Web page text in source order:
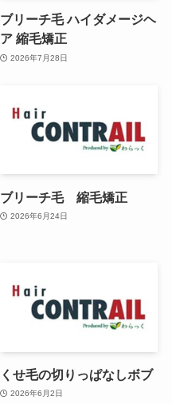
ブリーチ毛 ハイダメージヘ
ア 縮毛矯正
2026年7月28日
ブリーチ毛 縮毛矯正
2026年6月24日
くせ毛の切りっぱなしボブ
2026年6月2日